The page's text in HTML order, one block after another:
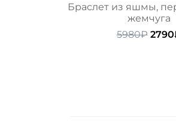
Браслет из яшмы,
жемчуга
5980₽ 2790